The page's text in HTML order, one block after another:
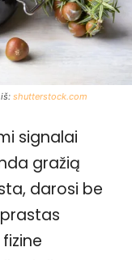
shutterstock.com
signalai
gražią
darosi be